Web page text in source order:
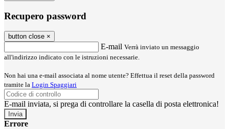
Recupero password
button close ×
E-mail Verrà inviato un messaggio
all'indirizzo indicato con le istruzioni necessarie.
Non hai una e-mail associata al nome utente? Effettua il reset della password
tramite la Login Spaggiari
E-mail inviata, si prega di controllare la casella di posta elettronica!
Errore